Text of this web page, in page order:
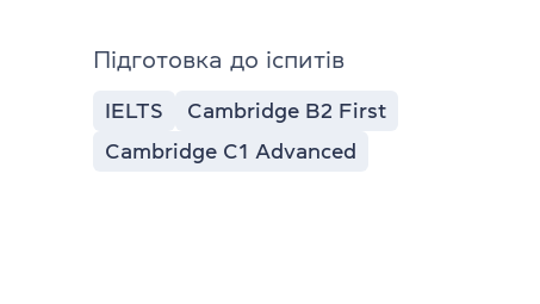
Підготовка до іспитів
IELTS
Cambridge B2 First
Cambridge C1 Advanced